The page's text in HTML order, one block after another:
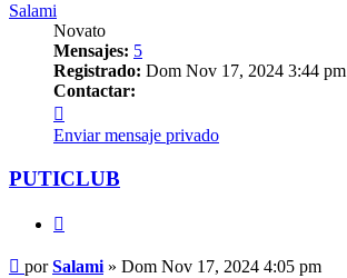
Salami
Novato
Mensajes: 5
Registrado: Dom Nov 17, 2024 3:44 pm
Contactar:
Salami
Enviar mensaje privado
PUTICLUB
Mensaje
porSalami» Dom Nov 17, 2024 4:05 pm